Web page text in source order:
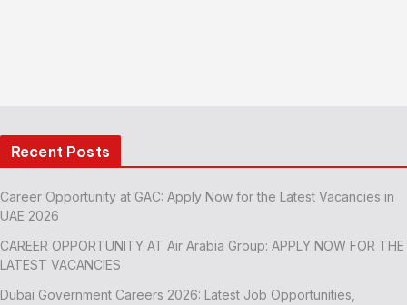
Recent Posts
Career Opportunity at GAC: Apply Now for the Latest Vacancies in
UAE 2026
CAREER OPPORTUNITY AT Air Arabia Group: APPLY NOW FOR THE
LATEST VACANCIES
Dubai Government Careers 2026: Latest Job Opportunities,